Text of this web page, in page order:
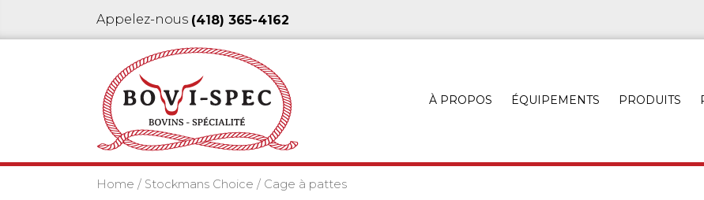
Appelez-nous (418) 365-4162
À PROPOS ÉQUIPEMENTS PRODUITS
Home / Stockmans Choice / Cage à pattes